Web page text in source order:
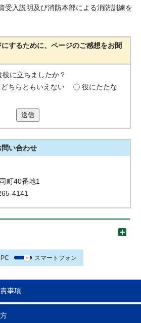
受入説明及び消防本部による消防訓練を
するために、ページのご感想をお聞
に立ちましたか？
どちらともいえない
役にたたな
送信
問い合わせ
町40番地1
4141
PC スマートフォン
事項